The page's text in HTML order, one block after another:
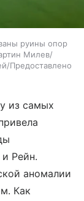
руины опор
Милев/
Предоставлено
из самых
Рейн.
аномалии
Как